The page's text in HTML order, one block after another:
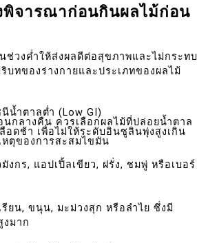
พิจารณาก่อนกินผลไม้ก่อน
ช่วงค่ำให้ส่งผลดีต่อสุขภาพและไม่กระทบ
บทของร่างกายและประเภทของผลไม้
น้ำตาลต่ำ (Low GI)
นกลางคืน ควรเลือกผลไม้ที่ปล่อยน้ำตาล
อดช้า เพื่อไม่ให้ระดับอินซูลินพุ่งสูงเกิน
หตุของการสะสมไขมัน
งกร, แอปเปิ้ลเขียว, ฝรั่ง, ชมพู่ หรือเบอร์
รียน, ขนุน, มะม่วงสุก หรือลำไย ซึ่งมี
มาก